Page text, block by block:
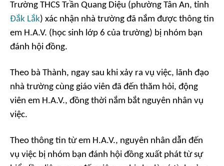
Trường THCS Trần Quang Diệu (phường Tân An, tỉnh
Đắk Lắk) xác nhận nhà trường đã nắm được thông tin
em H.A.V. (học sinh lớp 6 của trường) bị nhóm bạn
đánh hội đồng.
Theo bà Thành, ngay sau khi xảy ra vụ việc, lãnh đạo
nhà trường cùng giáo viên đã đến thăm hỏi, động
viên em H.A.V., đồng thời nắm bắt nguyên nhân vụ
việc.
Theo thông tin từ em H.A.V., nguyên nhân dẫn đến
vụ việc bị nhóm bạn đánh hội đồng xuất phát từ sự